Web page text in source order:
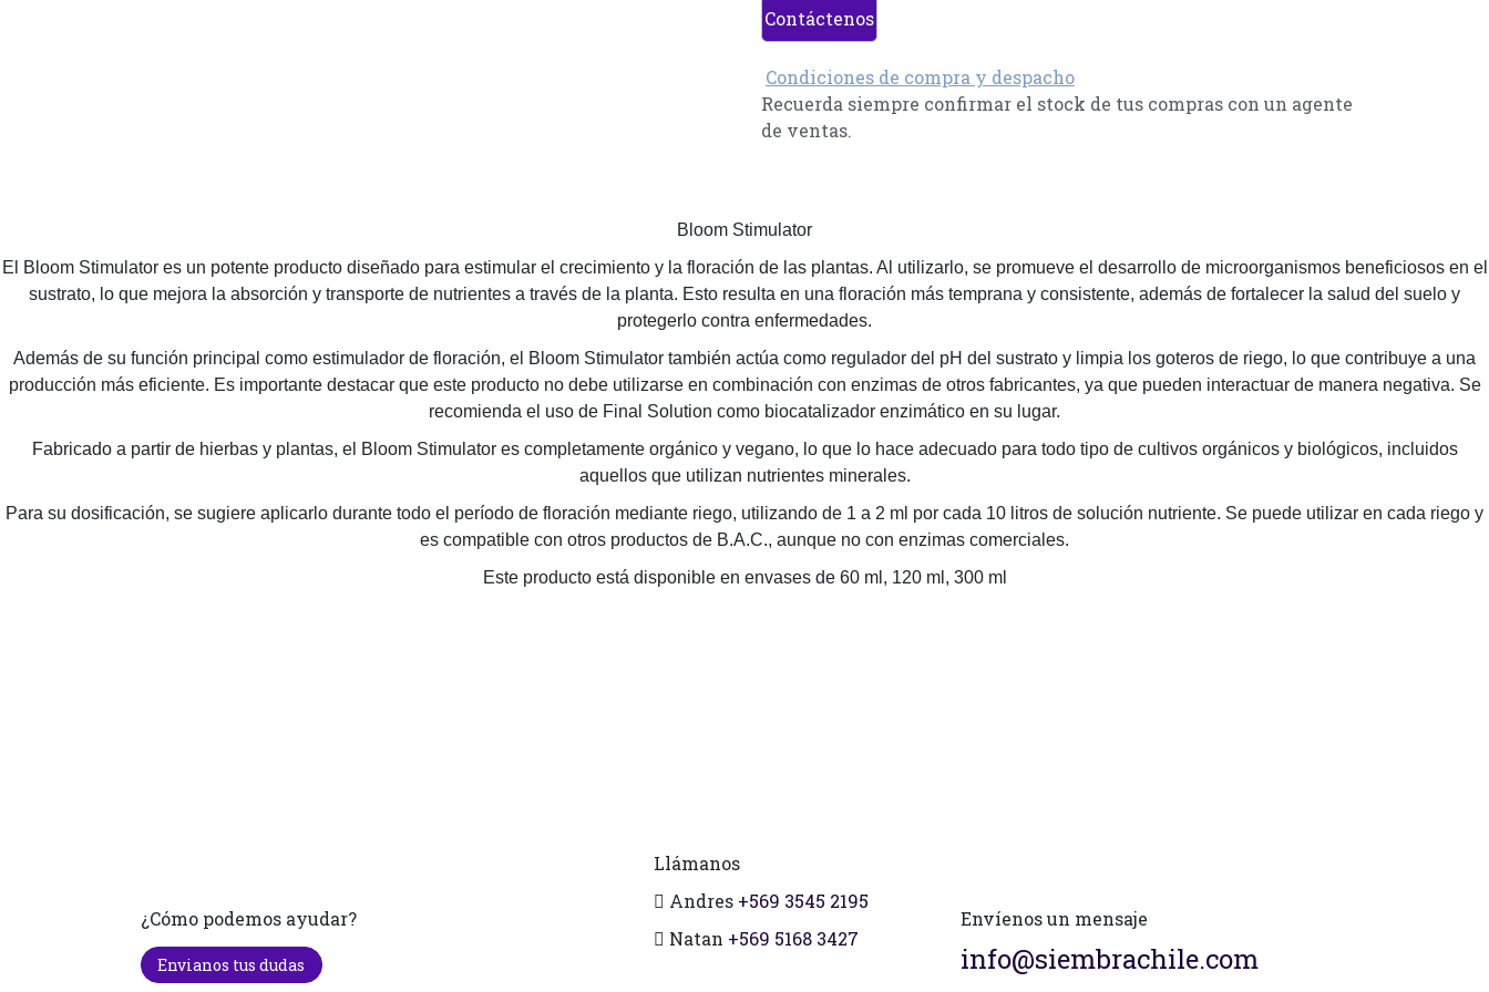
Contáctenos
Condiciones de compra y despacho
Recuerda siempre confirmar el stock de tus compras con un agente
de ventas.
Bloom Stimulator
El Bloom Stimulator es un potente producto diseñado para estimular el crecimiento y la floración de las plantas. Al utilizarlo, se promueve el desarrollo de microorganismos beneficiosos en el
sustrato, lo que mejora la absorción y transporte de nutrientes a través de la planta. Esto resulta en una floración más temprana y consistente, además de fortalecer la salud del suelo y
protegerlo contra enfermedades.
Además de su función principal como estimulador de floración, el Bloom Stimulator también actúa como regulador del pH del sustrato y limpia los goteros de riego, lo que contribuye a una
producción más eficiente. Es importante destacar que este producto no debe utilizarse en combinación con enzimas de otros fabricantes, ya que pueden interactuar de manera negativa. Se
recomienda el uso de Final Solution como biocatalizador enzimático en su lugar.
Fabricado a partir de hierbas y plantas, el Bloom Stimulator es completamente orgánico y vegano, lo que lo hace adecuado para todo tipo de cultivos orgánicos y biológicos, incluidos
aquellos que utilizan nutrientes minerales.
Para su dosificación, se sugiere aplicarlo durante todo el período de floración mediante riego, utilizando de 1 a 2 ml por cada 10 litros de solución nutriente. Se puede utilizar en cada riego y
es compatible con otros productos de B.A.C., aunque no con enzimas comerciales.
Este producto está disponible en envases de 60 ml, 120 ml, 300 ml
¿Cómo podemos ayudar?
Envianos tus dudas
Llámanos
Andres +569 3545 2195
Natan +569 5168 3427
Envíenos un mensaje
info@siembrachile.com